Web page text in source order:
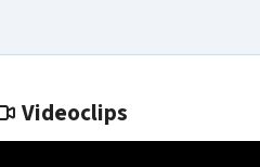
Videoclips